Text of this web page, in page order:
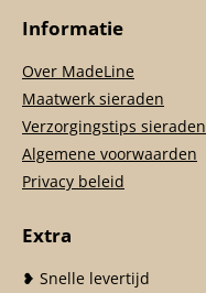
Informatie
Over MadeLine
Maatwerk sieraden
Verzorgingstips sieraden
Algemene voorwaarden
Privacy beleid
Extra
❥ Snelle levertijd